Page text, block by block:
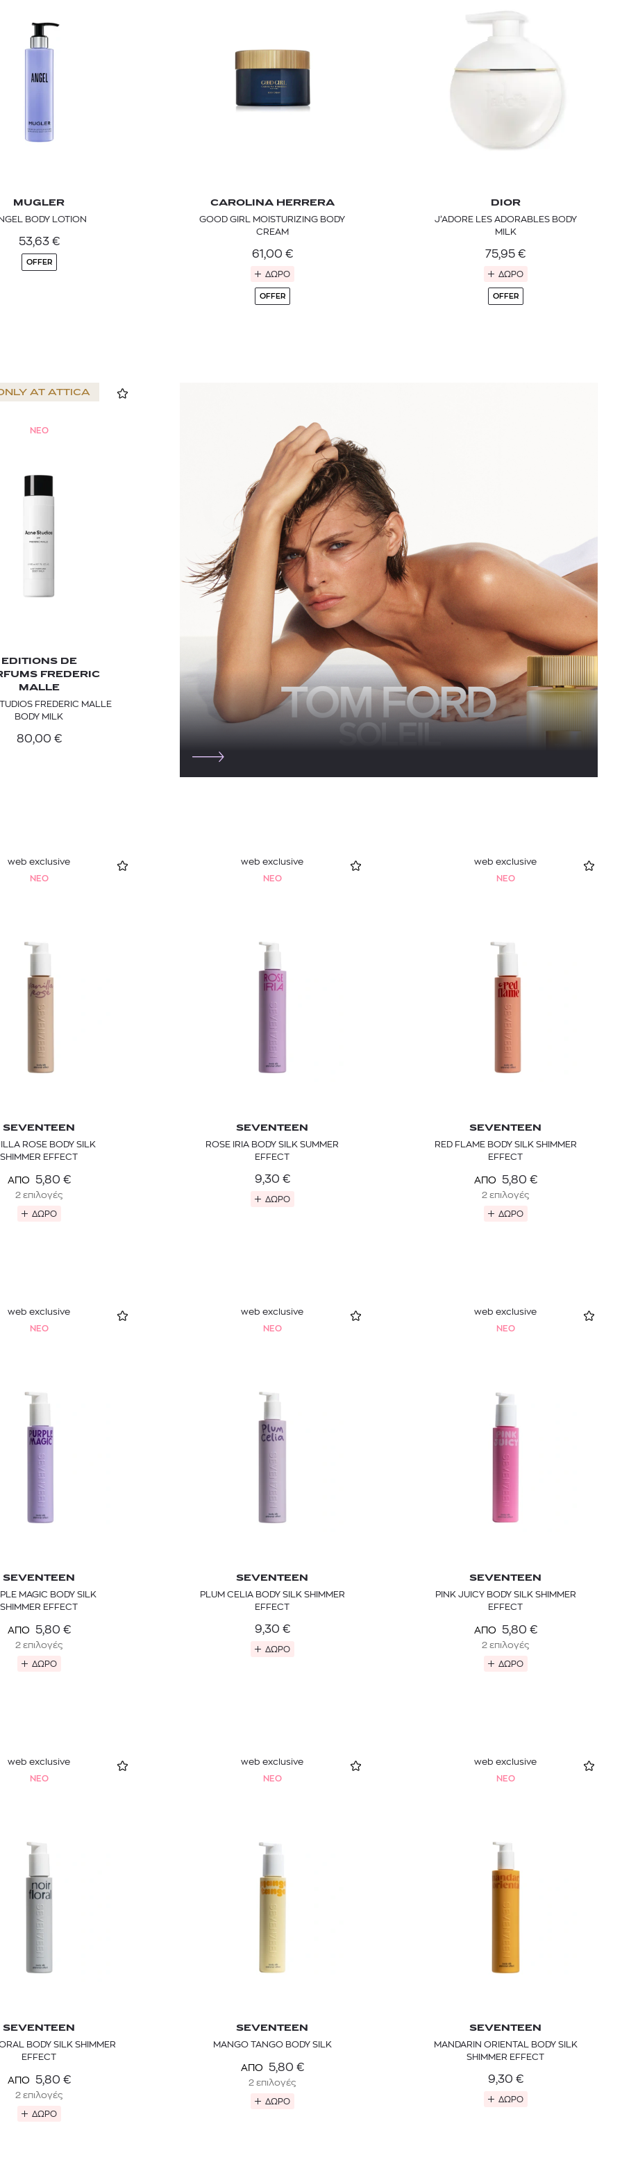
ΓΥΑΛΙΑ ΗΛΙΟΥ A52S/ZVN4I0/52 ΑΝΔΡΙΚΟ ΜΑΓΙΟ ΣΟΡΤΣ
120,00 € 102,00
MUGLER
BODY LOTION
53,63 €
OFFER
CAROLINA HERRERA
GOOD GIRL MOISTURIZING BODY
CREAM
61,00 €
ΔΩΡΟ
OFFER
DIOR
J’ADORE LES ADORABLES BODY
MILK
75,95 €
ΔΩΡΟ
OFFER
AT ATTICA
NEO
EDITIONS DE
FREDERIC
MALLE
FREDERIC MALLE
BODY MILK
80,00 €
web exclusive
NEO
SEVENTEEN
ROSE BODY SILK
SHIMMER EFFECT
ΑΠΟ 5,80 €
2 επιλογές
ΔΩΡΟ
web exclusive
NEO
SEVENTEEN
ROSE IRIA BODY SILK SUMMER
EFFECT
9,30 €
ΔΩΡΟ
web exclusive
NEO
SEVENTEEN
RED FLAME BODY SILK SHIMMER
EFFECT
ΑΠΟ 5,80 €
2 επιλογές
ΔΩΡΟ
web exclusive
NEO
SEVENTEEN
MAGIC BODY SILK
SHIMMER EFFECT
ΑΠΟ 5,80 €
2 επιλογές
ΔΩΡΟ
web exclusive
NEO
SEVENTEEN
PLUM CELIA BODY SILK SHIMMER
EFFECT
9,30 €
ΔΩΡΟ
web exclusive
NEO
SEVENTEEN
PINK JUICY BODY SILK SHIMMER
EFFECT
ΑΠΟ 5,80 €
2 επιλογές
ΔΩΡΟ
web exclusive
NEO
SEVENTEEN
BODY SILK SHIMMER
EFFECT
ΑΠΟ 5,80 €
2 επιλογές
ΔΩΡΟ
web exclusive
NEO
SEVENTEEN
MANGO TANGO BODY SILK
ΑΠΟ 5,80 €
2 επιλογές
ΔΩΡΟ
web exclusive
NEO
SEVENTEEN
MANDARIN ORIENTAL BODY SILK
SHIMMER EFFECT
9,30 €
ΔΩΡΟ